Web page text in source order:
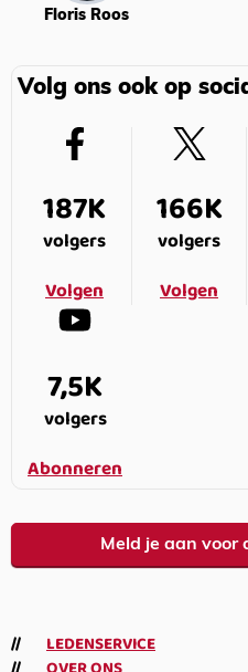
Floris Roos
Volg ons ook op
187K
volgers
Volgen
166K
volgers
Volgen
7,5K
volgers
Abonneren
Meld je aan voor
LEDENSERVICE